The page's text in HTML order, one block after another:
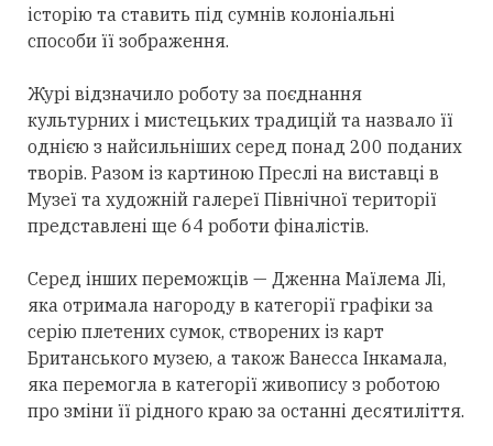
історію та ставить під сумнів колоніальні
способи її зображення.
Журі відзначило роботу за поєднання
культурних і мистецьких традицій та назвало її
однією з найсильніших серед понад 200 поданих
творів. Разом із картиною Преслі на виставці в
Музеї та художній галереї Північної території
представлені ще 64 роботи фіналістів.
Серед інших переможців — Дженна Маїлема Лі,
яка отримала нагороду в категорії графіки за
серію плетених сумок, створених із карт
Британського музею, а також Ванесса Інкамала,
яка перемогла в категорії живопису з роботою
про зміни її рідного краю за останні десятиліття.